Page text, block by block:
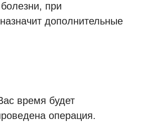
провести
и с
на теле
эффективным и
при
дополнительные
время будет
операция.